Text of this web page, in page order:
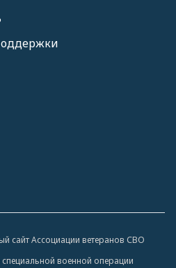
сайт Ассоциации ветеранов СВО
военной операции